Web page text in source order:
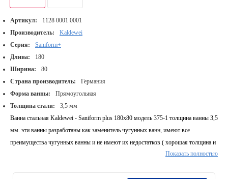
Артикул:
1128 0001 0001
Производитель:
Kaldewei
Серия:
Saniform+
Длина:
180
Ширина:
80
Страна производитель:
Германия
Форма ванны:
Прямоугольная
Толщина стали:
3,5 мм
Ванна стальная Kaldewei - Saniform plus 180x80 модель 375-1 толщина ванны 3,5
мм. эти ванны разработаны как заменитель чугунных ванн, имеют все
преимущества чугунных ванны и не имеют их недостатков ( хорошая толщина и
Показать полностью